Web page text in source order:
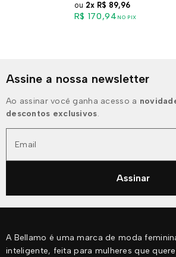
ou 2x R$ 89,96
R$ 170,94 NO PIX
Assine a nossa newsletter
Ao assinar você ganha acesso a
descontos exclusivos.
Email
Assinar
A Bellamo é uma marca de moda
inteligente, feita para mulheres que